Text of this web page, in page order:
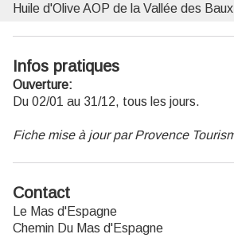
Huile d'Olive AOP de la Vallée des Baux
Infos pratiques
Ouverture:
Du 02/01 au 31/12, tous les jours.
Fiche mise à jour par Provence
Contact
Le Mas d'Espagne
Chemin Du Mas d'Espagne